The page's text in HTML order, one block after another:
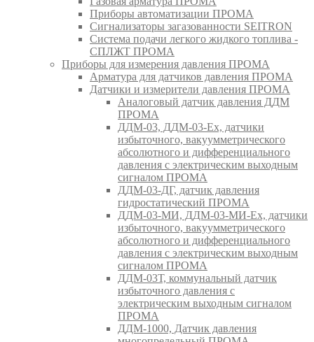
Приборы автоматизации ПРОМА
Сигнализаторы загазованности SEITRON
Система подачи легкого жидкого топлива -
СПЛЖТ ПРОМА
Приборы для измерения давления ПРОМА
Арматура для датчиков давления ПРОМА
Датчики и измерители давления ПРОМА
Аналоговый датчик давления ДДМ
ПРОМА
ДДМ-03, ДДМ-03-Ех, датчики
избыточного, вакуумметрического
абсолютного и дифференциального
давления с электрическим выходным
сигналом ПРОМА
ДДМ-03-ДГ, датчик давления
гидростатический ПРОМА
ДДМ-03-МИ, ДДМ-03-МИ-Ех, датчики
избыточного, вакуумметрического
абсолютного и дифференциального
давления с электрическим выходным
сигналом ПРОМА
ДДМ-03Т, коммунальный датчик
избыточного давления с
электрическим выходным сигналом
ПРОМА
ДДМ-1000, Датчик давления